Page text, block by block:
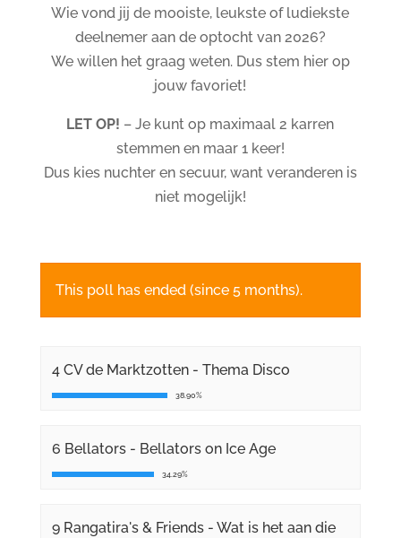
Wie vond jij de mooiste, leukste of ludiekste
deelnemer aan de optocht van 2026?
We willen het graag weten. Dus stem hier op
jouw favoriet!
LET OP! – Je kunt op maximaal 2 karren
stemmen en maar 1 keer!
Dus kies nuchter en secuur, want veranderen is
niet mogelijk!
This poll has ended (since 5 months).
4 CV de Marktzotten - Thema Disco
38.90%
6 Bellators - Bellators on Ice Age
34.29%
9 Rangatira's & Friends - Wat is het aan die